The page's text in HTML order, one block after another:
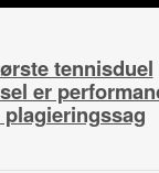
tennisduel
er